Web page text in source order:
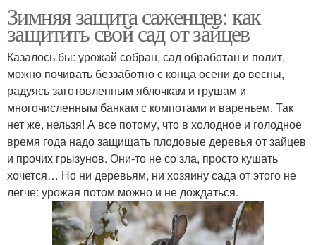
Зимняя защита саженцев: как
защитить свой сад от зайцев
Казалось бы: урожай собран, сад обработан и полит,
можно почивать беззаботно с конца осени до весны,
радуясь заготовленным яблочкам и грушам и
многочисленным банкам с компотами и вареньем. Так
нет же, нельзя! А все потому, что в холодное и голодное
время года надо защищать плодовые деревья от зайцев
и прочих грызунов. Они-то не со зла, просто кушать
хочется… Но ни деревьям, ни хозяину сада от этого не
легче: урожая потом можно и не дождаться.